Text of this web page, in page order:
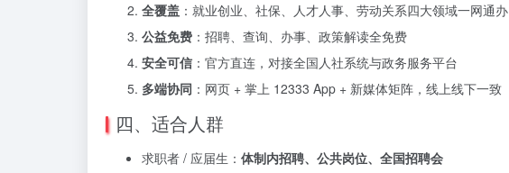
全覆盖 ：就业创业、社保、人才人事、劳动关系四大领域一网通办
公益免费 ：招聘、查询、办事、政策解读全免费
安全可信 ：官方直连，对接全国人社系统与政务服务平台
多端协同 ：网页 + 掌上 12333 App + 新媒体矩阵，线上线下一致
四、适合人群
求职者 / 应届生： 体制内招聘、公共岗位、全国招聘会